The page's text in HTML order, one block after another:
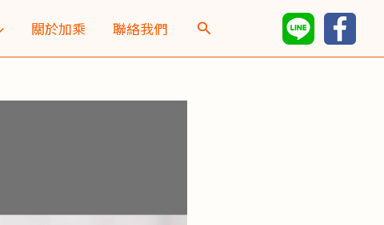
關於加乘 聯絡我們